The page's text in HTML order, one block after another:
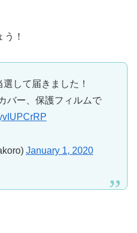
！
して届きました！
バー、保護フィルムで
January 1, 2020